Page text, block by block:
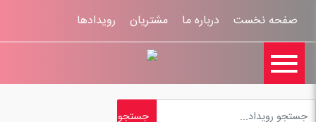
صفحه نخست درباره ما مشتریان رویدادها
ثبت شکایات راهنمای سایت
تماس با ما
